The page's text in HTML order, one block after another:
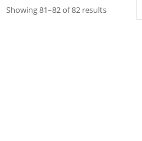
Showing 81–82 of 82 resultsSorted